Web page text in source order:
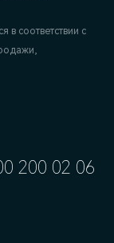
200 02 06
в соответствии с